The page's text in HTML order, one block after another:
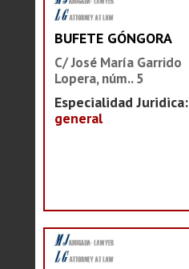
BUFETE GÓNGORA
C/ José María Garrido
Lopera, núm.. 5
Especialidad Juridica:
general